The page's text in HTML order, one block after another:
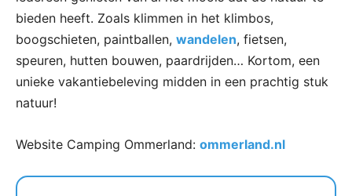
bieden heeft. Zoals klimmen in het klimbos,
boogschieten, paintballen, wandelen, fietsen,
speuren, hutten bouwen, paardrijden… Kortom, een
unieke vakantiebeleving midden in een prachtig stuk
natuur!
Website Camping Ommerland: ommerland.nl